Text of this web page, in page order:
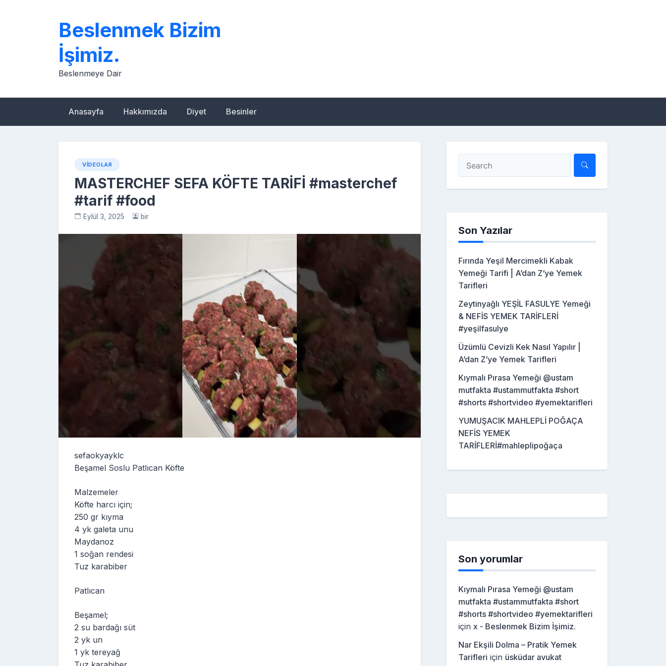
Beslenmek Bizim
İşimiz.
Beslenmeye Dair
Anasayfa Hakkımızda Diyet Besinler
VIDEOLAR
MASTERCHEF SEFA KÖFTE TARİFİ #masterchef
#tarif #food
Eylül 3, 2025 bir
sefaokyayklc
Beşamel Soslu Patlıcan Köfte
Malzemeler
Köfte harcı için;
250 gr kıyma
4 yk galeta unu
Maydanoz
1 soğan rendesi
Tuz karabiber
Patlıcan
Beşamel;
2 su bardağı süt
2 yk un
1 yk tereyağ
Son Yazılar
Fırında Yeşil Mercimekli Kabak
Yemeği Tarifi | A’dan Z’ye Yemek
Tarifleri
Zeytinyağlı YEŞİL FASULYE Yemeği
& NEFİS YEMEK TARİFLERİ
#yeşilfasulye
Üzümlü Cevizli Kek Nasıl Yapılır |
A’dan Z’ye Yemek Tarifleri
Kıymalı Pırasa Yemeği @ustam
mutfakta #ustammutfakta #short
#shorts #shortvideo #yemektarifleri
YUMUŞACIK MAHLEPLİ POĞAÇA
NEFİS YEMEK
TARİFLERİ#mahleplipoğaça
Son yorumlar
Kıymalı Pırasa Yemeği @ustam
mutfakta #ustammutfakta #short
#shorts #shortvideo #yemektarifleri
için x - Beslenmek Bizim İşimiz.
Nar Ekşili Dolma – Pratik Yemek
Tarifleri için üsküdar avukat